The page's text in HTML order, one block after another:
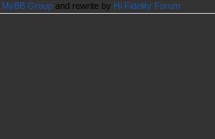
MyBB Group and rewrite by Hi Fidelity Forum